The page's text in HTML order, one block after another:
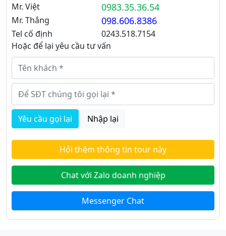
Mr. Việt 0983.35.36.54
Mr. Thắng 098.606.8386
Tel cố định
0243.518.7154
Hoặc để lại yêu cầu tư vấn
Yêu cầu gọi lại Nhập lại
Hỏi thêm thông tin tour này
Chat với Zalo doanh nghiệp
Messenger Chat